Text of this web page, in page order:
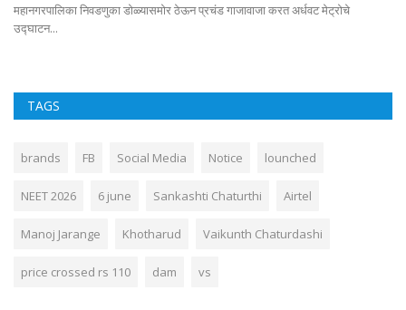
महानगरपालिका निवडणुका डोळ्यासमोर ठेऊन प्रचंड गाजावाजा करत अर्धवट मेट्रोचे
उद्घाटन...
TAGS
brands FB Social Media Notice lounched
NEET 2026 6 june Sankashti Chaturthi Airtel
Manoj Jarange Khotharud Vaikunth Chaturdashi
price crossed rs 110 dam vs